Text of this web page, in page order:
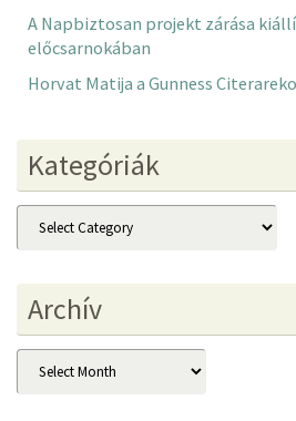
A Napbiztosan projekt zárása
előcsarnokában
Horvat Matija a Gunness
Kategóriák
Kategóriák
Archív
Archív